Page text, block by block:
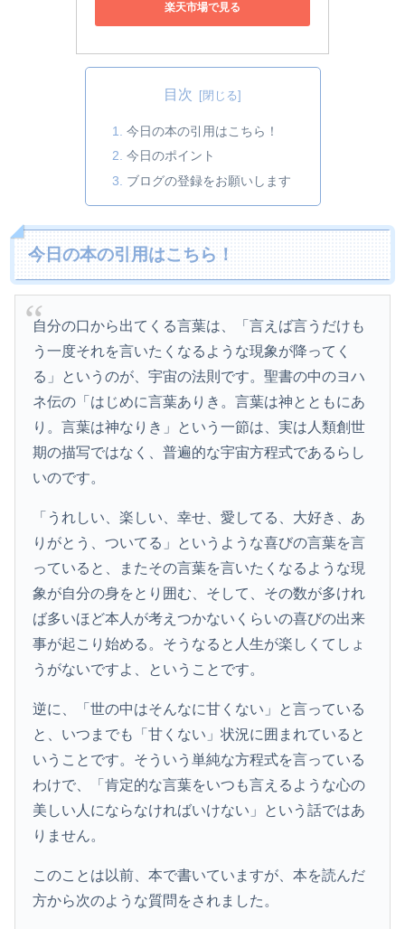
楽天市場で見る
目次
今日の本の引用はこちら！
今日のポイント
ブログの登録をお願いします
今日の本の引用はこちら！
自分の口から出てくる言葉は、「言えば言うだけも
う一度それを言いたくなるような現象が降ってく
る」というのが、宇宙の法則です。聖書の中のヨハ
ネ伝の「はじめに言葉ありき。言葉は神とともにあ
り。言葉は神なりき」という一節は、実は人類創世
期の描写ではなく、普遍的な宇宙方程式であるらし
いのです。
「うれしい、楽しい、幸せ、愛してる、大好き、あ
りがとう、ついてる」というような喜びの言葉を言
っていると、またその言葉を言いたくなるような現
象が自分の身をとり囲む、そして、その数が多けれ
ば多いほど本人が考えつかないくらいの喜びの出来
事が起こり始める。そうなると人生が楽しくてしょ
うがないですよ、ということです。
逆に、「世の中はそんなに甘くない」と言っている
と、いつまでも「甘くない」状況に囲まれていると
いうことです。そういう単純な方程式を言っている
わけで、「肯定的な言葉をいつも言えるような心の
美しい人にならなければいけない」という話ではあ
りません。
このことは以前、本で書いていますが、本を読んだ
方から次のような質問をされました。